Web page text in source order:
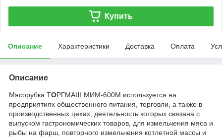
Купить
Описание Характеристики Доставка Оплата
Описание
Мясорубка ТОРГМАШ МИМ-600М используется на
предприятиях общественного питания, торговли, а также в
производственных цехах, деятельность которых связана с
выпуском гастрономических товаров, для измельчения мяса и
рыбы на фарш, повторного измельчения котлетной массы и